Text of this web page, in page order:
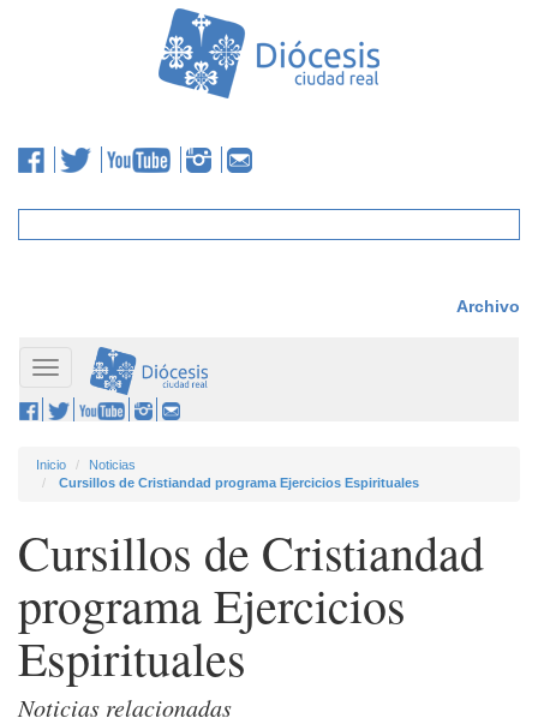
Archivo
Toggle
navigation
Inicio
Noticias
Cursillos de Cristiandad programa Ejercicios Espirituales
Cursillos de Cristiandad
programa Ejercicios
Espirituales
Noticias relacionadas